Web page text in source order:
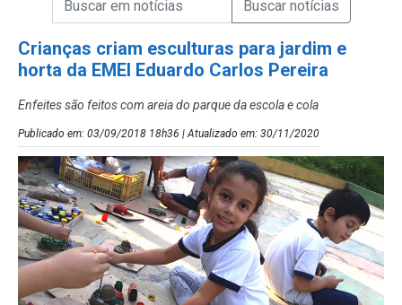
Crianças criam esculturas para jardim e
horta da EMEI Eduardo Carlos Pereira
Enfeites são feitos com areia do parque da escola e cola
Publicado em: 03/09/2018 18h36 | Atualizado em: 30/11/2020